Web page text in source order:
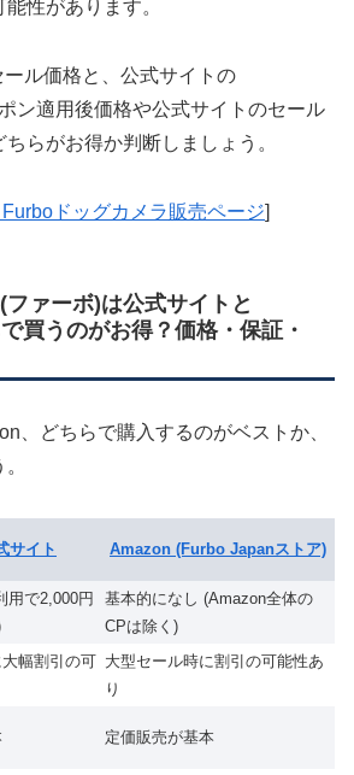
性があります。
ル価格と、公式サイトの
ン適用後価格や公式サイトのセール
らがお得か判断しましょう。
ドッグカメラ販売ページ]
ファーボ)は公式サイトと
買うのがお得？価格・保証・
、どちらで購入するのがベストか、
サイト Amazon (Furbo Japanストア)
用で2,000円
基本的になし (Amazon全体の
CPは除く)
幅割引の可 大型セール時に割引の可能性あ
り
定価販売が基本